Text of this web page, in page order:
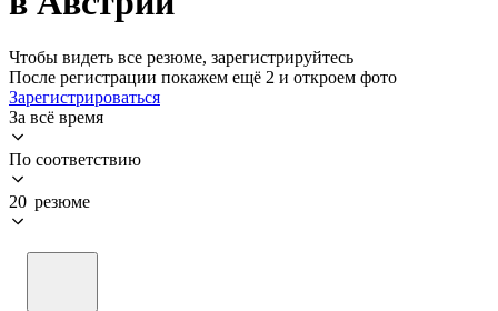
Чтобы видеть все резюме, зарегистрируйтесь
После регистрации покажем ещё 2 и откроем фото
Зарегистрироваться
За всё время
По соответствию
20 резюме